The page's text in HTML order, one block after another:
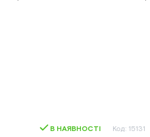
В НАЯВНОСТІ Код: 15131